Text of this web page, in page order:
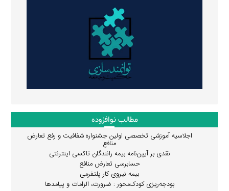
مطالب نوافزوده
اجلاسیه آموزشی تخصصی اولین جشنواره شفافیت و رفع تعارض
منافع
نقدی بر آیین‌نامه بیمه رانندگان تاکسی اینترنتی
حسابرسی تعارض منافع
بیمه نیروی کار پلتفرمی
بودجه‌ریزی کودک‌محور : ضرورت، الزامات و پیامدها